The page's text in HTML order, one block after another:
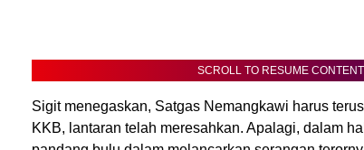
SCROLL TO RESUME CONTENT
Sigit menegaskan, Satgas Nemangkawi harus
KKB, lantaran telah meresahkan. Apalagi, dalam